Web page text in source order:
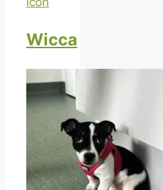
Wicca